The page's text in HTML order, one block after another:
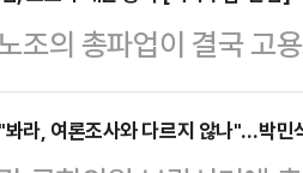
가 매우 작은 미세플라
기에 …
이었다.오 후보는 이날
장 등 일정을 소화하며
동이 시작된 이후, 오
조의 총파업이 결국 고
. 노조는 원하던 걸 얻
. 겉으로 보면 모두가
라, 여론조사와 다르지 않나"…박민